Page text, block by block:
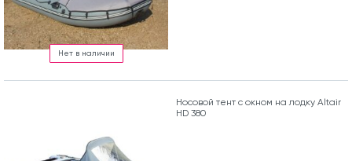
Нет в наличии
Носовой тент с окном на лодку Altair
HD 380